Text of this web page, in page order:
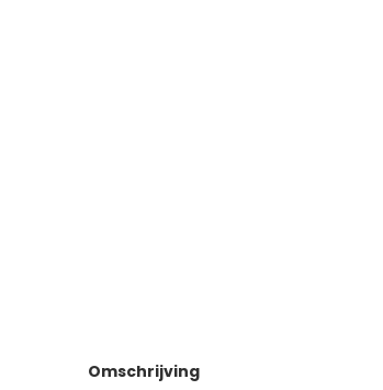
Omschrijving